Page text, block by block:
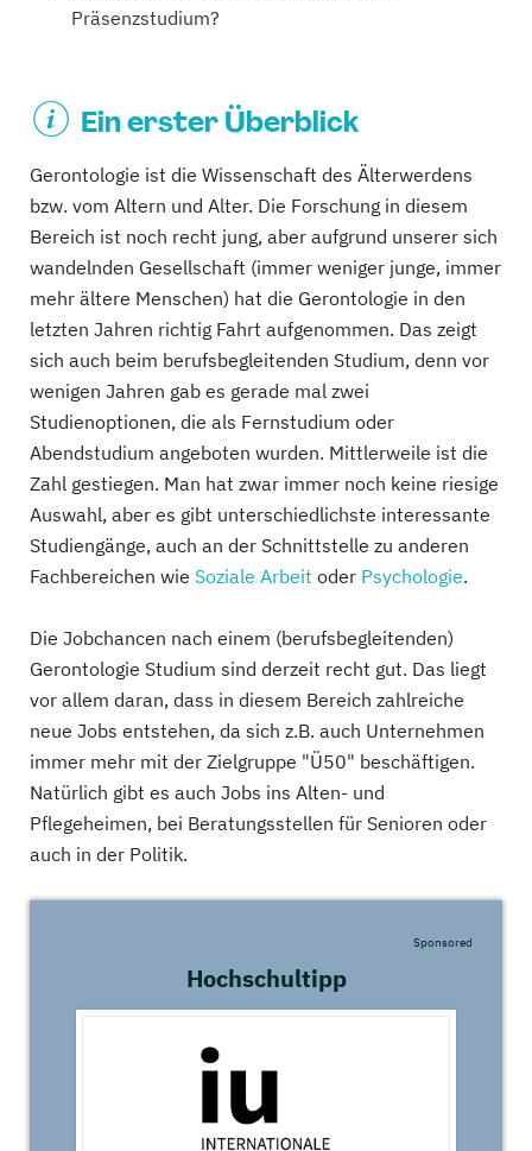
Präsenzstudium?
Ein erster Überblick
Gerontologie ist die Wissenschaft des Älterwerdens
bzw. vom Altern und Alter. Die Forschung in diesem
Bereich ist noch recht jung, aber aufgrund unserer sich
wandelnden Gesellschaft (immer weniger junge, immer
mehr ältere Menschen) hat die Gerontologie in den
letzten Jahren richtig Fahrt aufgenommen. Das zeigt
sich auch beim berufsbegleitenden Studium, denn vor
wenigen Jahren gab es gerade mal zwei
Studienoptionen, die als Fernstudium oder
Abendstudium angeboten wurden. Mittlerweile ist die
Zahl gestiegen. Man hat zwar immer noch keine riesige
Auswahl, aber es gibt unterschiedlichste interessante
Studiengänge, auch an der Schnittstelle zu anderen
Fachbereichen wie Soziale Arbeit oder Psychologie.
Die Jobchancen nach einem (berufsbegleitenden)
Gerontologie Studium sind derzeit recht gut. Das liegt
vor allem daran, dass in diesem Bereich zahlreiche
neue Jobs entstehen, da sich z.B. auch Unternehmen
immer mehr mit der Zielgruppe "Ü50" beschäftigen.
Natürlich gibt es auch Jobs ins Alten- und
Pflegeheimen, bei Beratungsstellen für Senioren oder
auch in der Politik.
Hochschultipp
Sponsored